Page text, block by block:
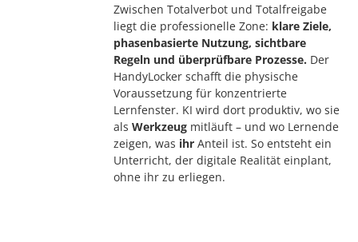
Zwischen Totalverbot und Totalfreigabe
liegt die professionelle Zone: klare Ziele,
phasenbasierte Nutzung, sichtbare
Regeln und überprüfbare Prozesse. Der
HandyLocker schafft die physische
Voraussetzung für konzentrierte
Lernfenster. KI wird dort produktiv, wo sie
alsWerkzeug mitläuft – und wo Lernende
zeigen, was ihr Anteil ist. So entsteht ein
Unterricht, der digitale Realität einplant,
ohne ihr zu erliegen.